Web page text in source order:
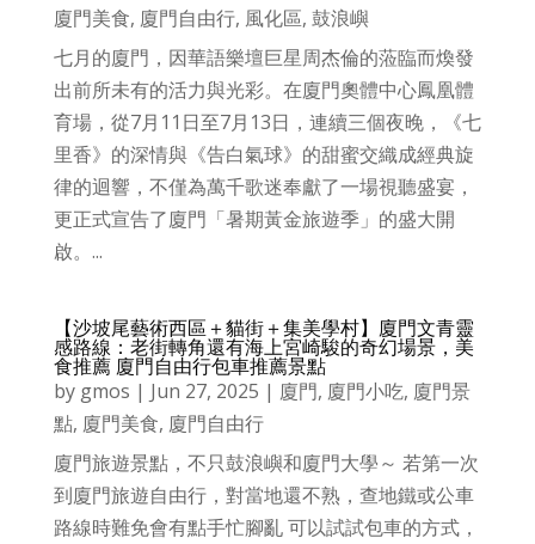
廈門美食, 廈門自由行, 風化區, 鼓浪嶼
七月的廈門，因華語樂壇巨星周杰倫的蒞臨而煥發
出前所未有的活力與光彩。在廈門奧體中心鳳凰體
育場，從7月11日至7月13日，連續三個夜晚，《七
里香》的深情與《告白氣球》的甜蜜交織成經典旋
律的迴響，不僅為萬千歌迷奉獻了一場視聽盛宴，
更正式宣告了廈門「暑期黃金旅遊季」的盛大開
啟。...
【沙坡尾藝術西區＋貓街＋集美學村】廈門文青靈
感路線：老街轉角還有海上宮崎駿的奇幻場景，美
食推薦 廈門自由行包車推薦景點
by gmos | Jun 27, 2025 | 廈門, 廈門小吃, 廈門景
點, 廈門美食, 廈門自由行
廈門旅遊景點，不只鼓浪嶼和廈門大學～ 若第一次
到廈門旅遊自由行，對當地還不熟，查地鐵或公車
路線時難免會有點手忙腳亂 可以試試包車的方式，